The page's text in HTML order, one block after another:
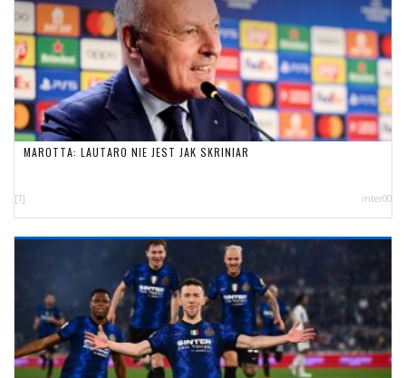
MAROTTA: LAUTARO NIE JEST JAK SKRINIAR
[1] inter00